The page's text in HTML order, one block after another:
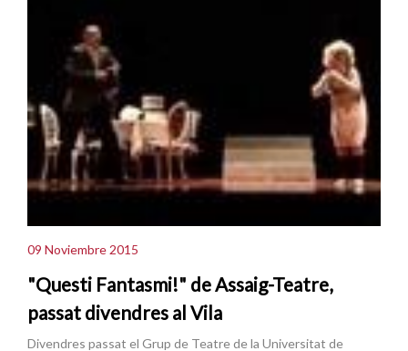
09 Noviembre 2015
"Questi Fantasmi!" de Assaig-Teatre,
passat divendres al Vila
Divendres passat el Grup de Teatre de la Universitat de